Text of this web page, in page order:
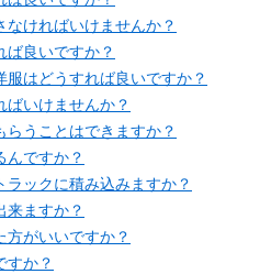
ければいけませんか？
ば良いですか？
はどうすれば良いですか？
ばいけませんか？
うことはできますか？
んですか？
ラックに積み込みますか？
来ますか？
方がいいですか？
すか？